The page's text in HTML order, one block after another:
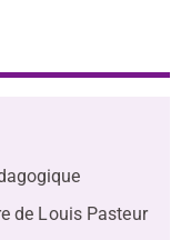
de Louis Pasteur